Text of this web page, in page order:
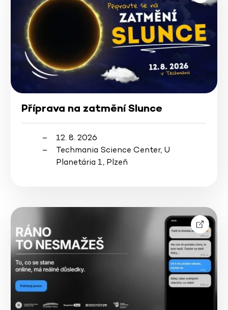
Příprava na zatmění Slunce
12. 8. 2026
Techmania Science Center, U
Planetária 1, Plzeň